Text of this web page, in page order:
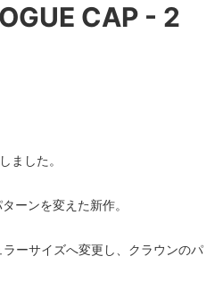
CAP - 2
ました。
ーンを変えた新作。
ーサイズへ変更し、クラウンのパ